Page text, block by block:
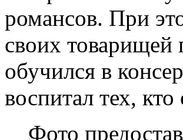
романсов. При
своих товарищей
обучился в
воспитал тех,
Фото